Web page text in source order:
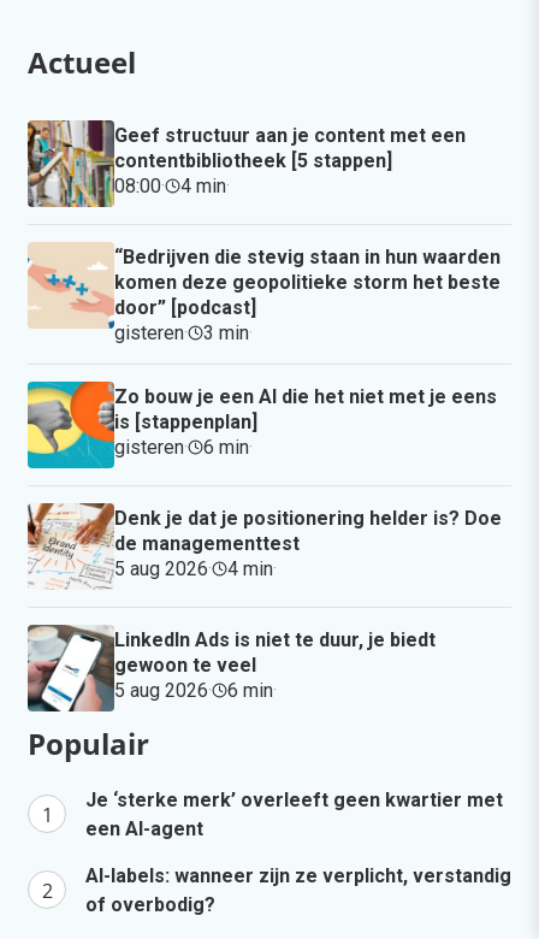
Actueel
Geef structuur aan je content met een
contentbibliotheek [5 stappen]
08:00· 4 min·
“Bedrijven die stevig staan in hun waarden
komen deze geopolitieke storm het beste
door” [podcast]
gisteren· 3 min·
Zo bouw je een AI die het niet met je eens
is [stappenplan]
gisteren· 6 min·
Denk je dat je positionering helder is? Doe
de managementtest
5 aug 2026· 4 min·
LinkedIn Ads is niet te duur, je biedt
gewoon te veel
5 aug 2026· 6 min·
Populair
Je ‘sterke merk’ overleeft geen kwartier met
een AI-agent
AI-labels: wanneer zijn ze verplicht, verstandig
of overbodig?